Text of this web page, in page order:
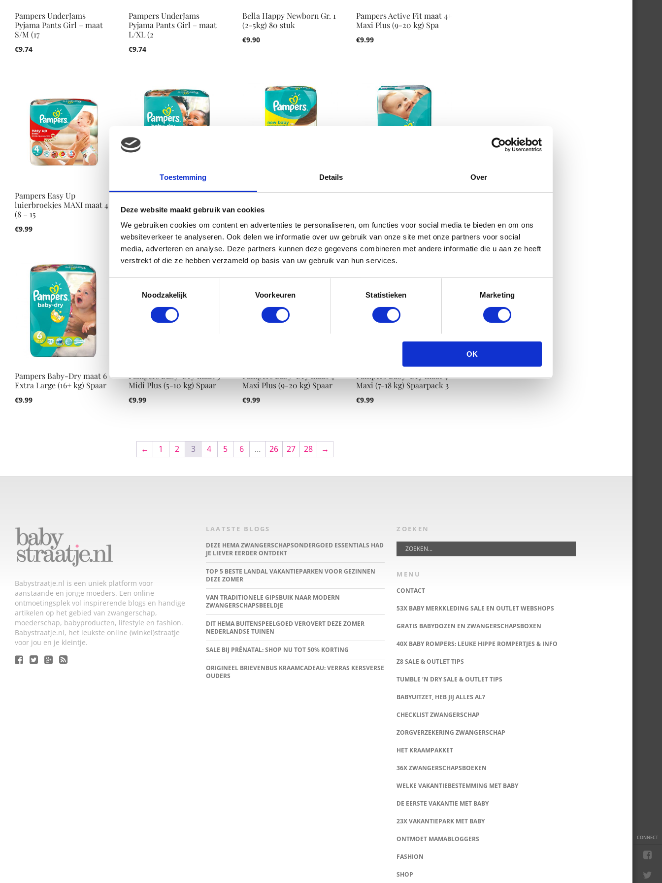
Toestemming Details Over
Deze website maakt gebruik van cookies
We gebruiken cookies om content en advertenties te personaliseren, om functies voor social media te bieden en om ons
websiteverkeer te analyseren. Ook delen we informatie over uw gebruik van onze site met onze partners voor social
media, adverteren en analyse. Deze partners kunnen deze gegevens combineren met andere informatie die u aan ze heeft
verstrekt of die ze hebben verzameld op basis van uw gebruik van hun services.
Noodzakelijk
Voorkeuren Statistieken Marketing
OK
CONNECT
Pampers UnderJams
Pyjama Pants Girl – maat
S/M (17
€9.74
Pampers UnderJams
Pyjama Pants Girl – maat
L/XL (2
€9.74
Bella Happy Newborn Gr. 1
(2-5kg) 80 stuk
€9.90
Pampers Active Fit maat 4+
Maxi Plus (9-20 kg) Spa
€9.99
Pampers Easy Up
luierbroekjes MAXI maat 4
(8 – 15
€9.99
Pampers Baby-Dry maat 5+
Junior Plus (13-27 kg) Sp
Pampers New Baby Pharma
met Urine Indicator (1 – 2
Pampers Baby-Dry Mini
€9.99
Pampers Baby-Dry maat 6
Extra Large (16+ kg) Spaar
€9.99
Pampers Baby-Dry maat 3+
Midi Plus (5-10 kg) Spaar
€9.99
Pampers Baby-Dry maat 4+
Maxi Plus (9-20 kg) Spaar
€9.99
Pampers Baby-Dry maat 4
Maxi (7-18 kg) Spaarpack 3
€9.99
← 1 2 3 4 5 6 … 26 27 28 →
Babystraatje.nl is een uniek platform voor
aanstaande en jonge moeders. Een online
ontmoetingsplek vol inspirerende blogs en handige
artikelen op het gebied van zwangerschap,
moederschap, babyproducten, lifestyle en fashion.
Babystraatje.nl, het leukste online (winkel)straatje
voor jou en je kleintje.
LAATSTE BLOGS
DEZE HEMA ZWANGERSCHAPSONDERGOED ESSENTIALS HAD
JE LIEVER EERDER ONTDEKT
TOP 5 BESTE LANDAL VAKANTIEPARKEN VOOR GEZINNEN
DEZE ZOMER
VAN TRADITIONELE GIPSBUIK NAAR MODERN
ZWANGERSCHAPSBEELDJE
DIT HEMA BUITENSPEELGOED VEROVERT DEZE ZOMER
NEDERLANDSE TUINEN
SALE BIJ PRÉNATAL: SHOP NU TOT 50% KORTING
ORIGINEEL BRIEVENBUS KRAAMCADEAU: VERRAS KERSVERSE
OUDERS
ZOEKEN
MENU
CONTACT
53X BABY MERKKLEDING SALE EN OUTLET WEBSHOPS
GRATIS BABYDOZEN EN ZWANGERSCHAPSBOXEN
40X BABY ROMPERS: LEUKE HIPPE ROMPERTJES & INFO
Z8 SALE & OUTLET TIPS
TUMBLE ‘N DRY SALE & OUTLET TIPS
BABYUITZET, HEB JIJ ALLES AL?
CHECKLIST ZWANGERSCHAP
ZORGVERZEKERING ZWANGERSCHAP
HET KRAAMPAKKET
36X ZWANGERSCHAPSBOEKEN
WELKE VAKANTIEBESTEMMING MET BABY
DE EERSTE VAKANTIE MET BABY
23X VAKANTIEPARK MET BABY
ONTMOET MAMABLOGGERS
FASHION
SHOP